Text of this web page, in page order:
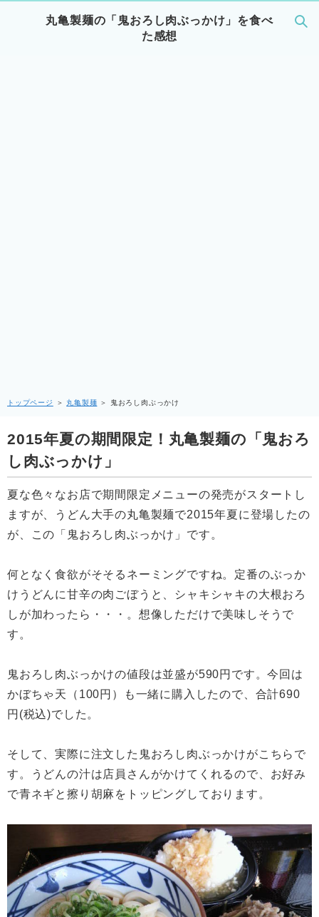
丸亀製麺の「鬼おろし肉ぶっかけ」を食べ
た感想
トップページ ＞ 丸亀製麺 ＞ 鬼おろし肉ぶっかけ
2015年夏の期間限定！丸亀製麺の「鬼おろ
し肉ぶっかけ」
夏な色々なお店で期間限定メニューの発売がスタートし
ますが、うどん大手の丸亀製麺で2015年夏に登場したの
が、この「鬼おろし肉ぶっかけ」です。
何となく食欲がそそるネーミングですね。定番のぶっか
けうどんに甘辛の肉ごぼうと、シャキシャキの大根おろ
しが加わったら・・・。想像しただけで美味しそうで
す。
鬼おろし肉ぶっかけの値段は並盛が590円です。今回は
かぼちゃ天（100円）も一緒に購入したので、合計690
円(税込)でした。
そして、実際に注文した鬼おろし肉ぶっかけがこちらで
す。うどんの汁は店員さんがかけてくれるので、お好み
で青ネギと擦り胡麻をトッピングしております。